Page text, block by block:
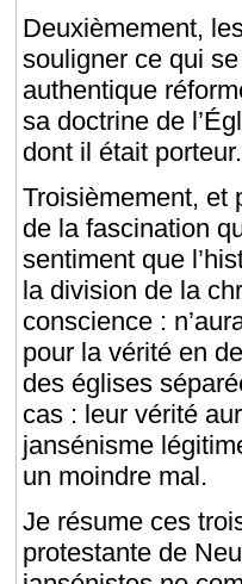
Deuxièmement,
souligner ce qui
authentique
sa doctrine de
dont il était porteur.
Troisièmement, et
de la fascination
sentiment que
la division de la
conscience :
pour la vérité en
des églises
cas : leur vérité
jansénisme
un moindre mal.
Je résume ces
protestante de